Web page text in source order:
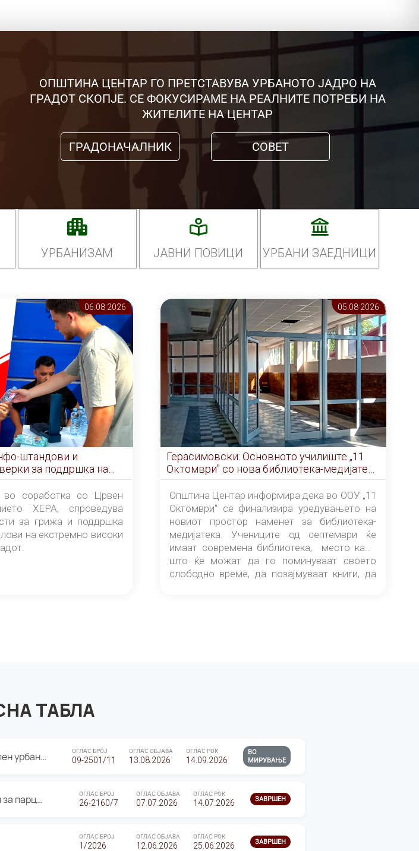
ОПШТИНА ЦЕНТАР ГО ПРЕТСТАВУВА УРБАНОТО ЈАДРО НА
ГРАДОТ СКОПЈЕ. СЕ ФОКУСИРАМЕ НА РЕАЛНИТЕ ПОТРЕБИ НА
ЖИТЕЛИТЕ НА ЦЕНТАР
ГРАДОНАЧАЛНИК СОВЕТ
УРБАНИЗАМ ЈАВНИ ПОВИЦИ УРБАНИ ЗАЕДНИЦИ
06.08 2026
штандови и
за поддршка на
на топлотен бран
во соработка со Црвен
ХЕРА, спроведува
за грижа и поддршка
на екстремно високи
05.08 2026
Герасимовски: Основното училиште „11
Октомври" со нова библиотека-медијатека
од септември
Општина Центар информира дека во ООУ „11
Октомври" се финализира уредувањето на
новиот простор наменет за библиотека-
медијатека. Учениците од септември ќе
имаат современа библиотека, место каде
што ќе можат да го поминуваат своето
слободно време, да позајмуваат книги, да
ТАБЛА
ЈАВНА ПРЕЗЕНТАЦИЈА И ЈАВНА АНКЕТА по Нацрт- Детален урбанистички план Градска четврт Ј 05- Барутана, Општина Центар- Скопје, плански период 2025-2030 ОГЛАС БРОЈ
09-2501/11
ОГЛАС ОБЈАВА
13.08.2026
ОГЛАС РОК
14.09.2026
ВО
МИРУВАЊЕ
ОГЛАС за Јавно излагање на Проектна програма со план за парцелација за Урбанистички проект со план за парцелација за спојување на ГП 20.12 и ГП 20.37 од Изменување и дополнување на Детален урбанистички план Буњаковец 2, Општина Центар – Скопје ОГЛАС БРОЈ
26-2160/7
ОГЛАС ОБЈАВА
07.07.2026
ОГЛАС РОК
14.07.2026 ЗАВРШЕН
ОГЛАС БРОЈ
1/2026
ОГЛАС ОБЈАВА
12.06.2026
ОГЛАС РОК
25.06.2026 ЗАВРШЕН